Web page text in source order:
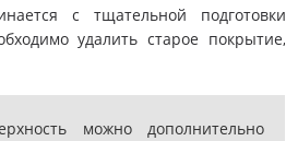
с тщательной подготовки
удалить старое покрытие,
можно дополнительно